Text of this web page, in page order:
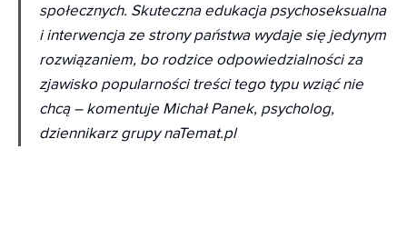
społecznych. Skuteczna edukacja psychoseksualna
i interwencja ze strony państwa wydaje się jedynym
rozwiązaniem, bo rodzice odpowiedzialności za
zjawisko popularności treści tego typu wziąć nie
chcą – komentuje Michał Panek, psycholog,
dziennikarz grupy naTemat.pl